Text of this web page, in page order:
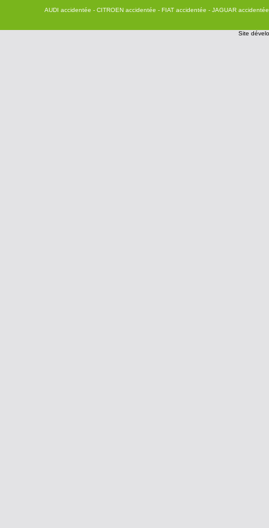
AUDI accidentée - CITROEN accidentée - FIAT accidentée - JAGUAR
Site